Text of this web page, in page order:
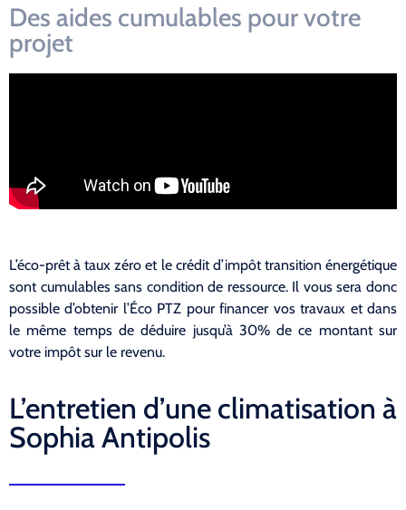
Des aides cumulables pour votre
projet
L’éco-prêt à taux zéro et le crédit d’impôt transition énergétique
sont cumulables sans condition de ressource. Il vous sera donc
possible d’obtenir l’Éco PTZ pour financer vos travaux et dans
le même temps de déduire jusqu’à 30% de ce montant sur
votre impôt sur le revenu.
L’entretien d’une climatisation à
Sophia Antipolis